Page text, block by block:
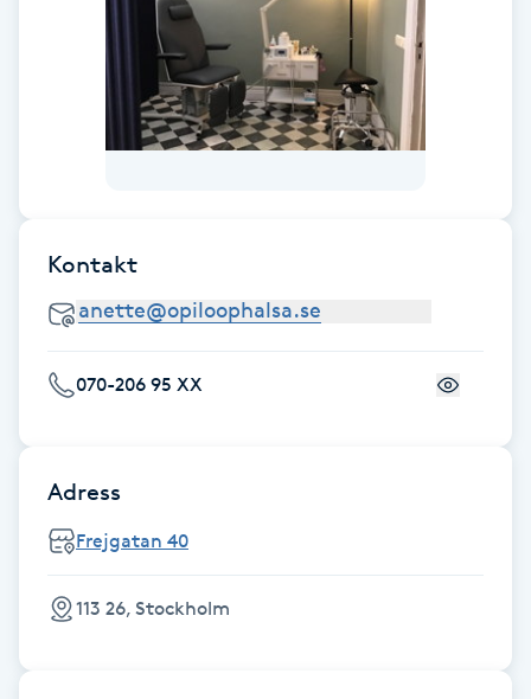
Fotvård
Fransborttagning
Fransförlängning
Fransförlängning Megavolym
Fransförlängning Volym
Kontakt
070-206 95 XX
Adress
Frejgatan 40
113 26, Stockholm